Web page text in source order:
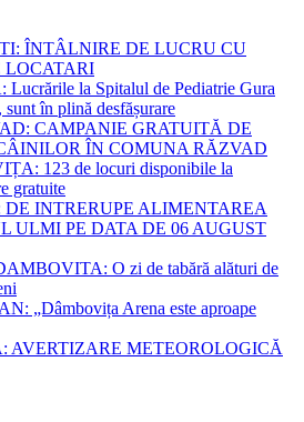
ÎNTÂLNIRE DE LUCRU CU
LOCATARI
la Spitalul de Pediatrie Gura
în plină desfășurare
CAMPANIE GRATUITĂ DE
ÎN COMUNA RĂZVAD
123 de locuri disponibile la
gratuite
INTRERUPE ALIMENTAREA
ULMI PE DATA DE 06 AUGUST
O zi de tabără alături de
„Dâmbovița Arena este aproape
AVERTIZARE METEOROLOGICĂ